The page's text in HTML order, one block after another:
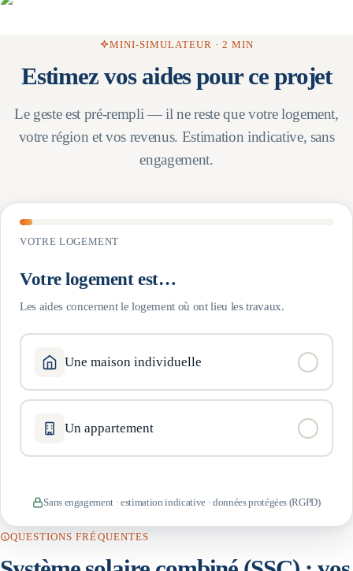
MINI-SIMULATEUR · 2 MIN
Estimez vos aides pour ce projet
Le geste est pré-rempli — il ne reste que votre logement,
votre région et vos revenus. Estimation indicative, sans
engagement.
VOTRE LOGEMENT
Votre logement est…
Les aides concernent le logement où ont lieu les travaux.
Une maison individuelle
Un appartement
Sans engagement · estimation indicative · données protégées (RGPD)
QUESTIONS FRÉQUENTES